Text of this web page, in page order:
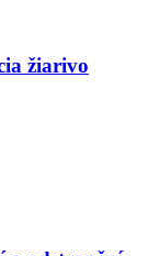
žiarivo